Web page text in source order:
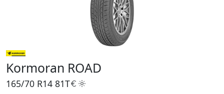
Kormoran ROAD
165/70 R14 81T